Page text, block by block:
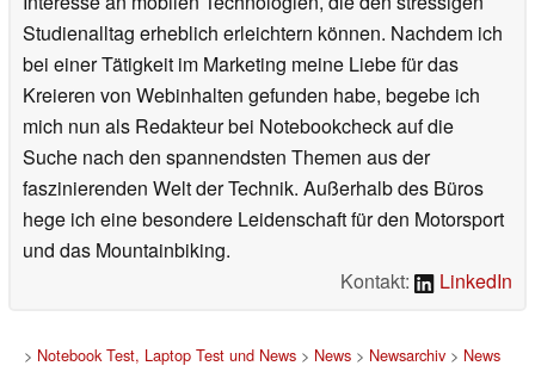
Studienalltag erheblich erleichtern können. Nachdem ich
bei einer Tätigkeit im Marketing meine Liebe für das
Kreieren von Webinhalten gefunden habe, begebe ich
mich nun als Redakteur bei Notebookcheck auf die
Suche nach den spannendsten Themen aus der
faszinierenden Welt der Technik. Außerhalb des Büros
hege ich eine besondere Leidenschaft für den Motorsport
und das Mountainbiking.
Kontakt:
LinkedIn
> Notebook Test, Laptop Test und News> News> Newsarchiv> News